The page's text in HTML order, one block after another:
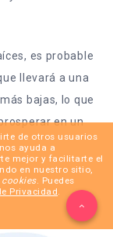
es probable
llevará a una
bajas, lo que
en un
de otros usuarios
ayuda a
mejor y facilitarte el
en nuestro sitio,
cookies. Puedes
Privacidad.